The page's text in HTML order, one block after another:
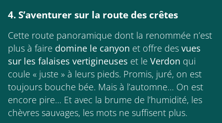
4. S’aventurer sur la route des crêtes
Cette route panoramique dont la renommée n’est
plus à faire domine le canyon et offre des vues
sur les falaises vertigineuses et le Verdon qui
coule « juste » à leurs pieds. Promis, juré, on est
toujours bouche bée. Mais à l’automne… On est
encore pire… Et avec la brume de l’humidité, les
chèvres sauvages, les mots ne suffisent plus.